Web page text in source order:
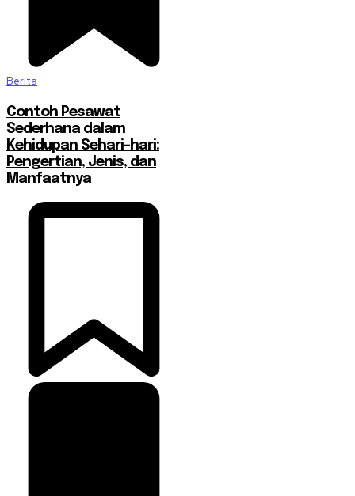
Berita
Contoh Pesawat
Sederhana dalam
Kehidupan Sehari-hari:
Pengertian, Jenis, dan
Manfaatnya